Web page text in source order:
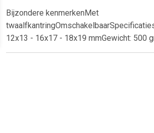
Bijzondere kenmerkenMet
12x13 - 16x17 - 18x19 mmGewicht: 500